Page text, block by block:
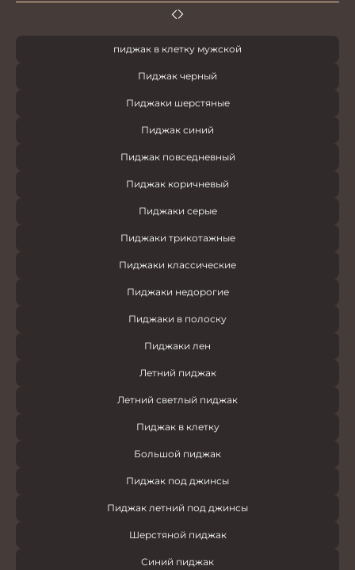
пиджак в клетку мужской
Пиджак черный
Пиджаки шерстяные
Пиджак синий
Пиджак повседневный
Пиджак коричневый
Пиджаки серые
Пиджаки трикотажные
Пиджаки классические
Пиджаки недорогие
Пиджаки в полоску
Пиджаки лен
Летний пиджак
Летний светлый пиджак
Пиджак в клетку
Большой пиджак
Пиджак под джинсы
Пиджак летний под джинсы
Шерстяной пиджак
Синий пиджак